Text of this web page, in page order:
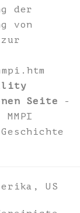
der
von
Seite -
US